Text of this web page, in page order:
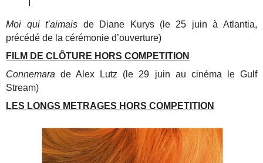
Moi qui t’aimais de Diane Kurys (le 25 juin à Atlantia,
précédé de la cérémonie d’ouverture)
FILM DE CLÔTURE HORS COMPETITION
Connemara de Alex Lutz (le 29 juin au cinéma le Gulf
Stream)
LES LONGS METRAGES HORS COMPETITION